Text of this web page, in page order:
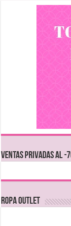
VENTAS PRIVADAS AL -
Ropa Outlet